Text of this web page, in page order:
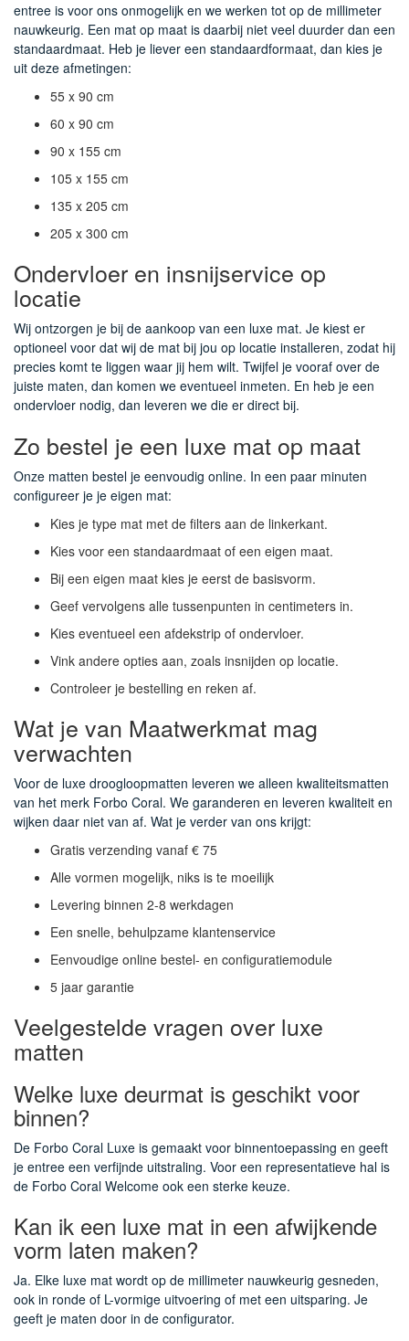
entree is voor ons onmogelijk en we werken tot op de millimeter
nauwkeurig. Een mat op maat is daarbij niet veel duurder dan een
standaardmaat. Heb je liever een standaardformaat, dan kies je
uit deze afmetingen:
55 x 90 cm
60 x 90 cm
90 x 155 cm
105 x 155 cm
135 x 205 cm
205 x 300 cm
Ondervloer en insnijservice op
locatie
Wij ontzorgen je bij de aankoop van een luxe mat. Je kiest er
optioneel voor dat wij de mat bij jou op locatie installeren, zodat hij
precies komt te liggen waar jij hem wilt. Twijfel je vooraf over de
juiste maten, dan komen we eventueel inmeten. En heb je een
ondervloer nodig, dan leveren we die er direct bij.
Zo bestel je een luxe mat op maat
Onze matten bestel je eenvoudig online. In een paar minuten
configureer je je eigen mat:
Kies je type mat met de filters aan de linkerkant.
Kies voor een standaardmaat of een eigen maat.
Bij een eigen maat kies je eerst de basisvorm.
Geef vervolgens alle tussenpunten in centimeters in.
Kies eventueel een afdekstrip of ondervloer.
Vink andere opties aan, zoals insnijden op locatie.
Controleer je bestelling en reken af.
Wat je van Maatwerkmat mag
verwachten
Voor de luxe droogloopmatten leveren we alleen kwaliteitsmatten
van het merk Forbo Coral. We garanderen en leveren kwaliteit en
wijken daar niet van af. Wat je verder van ons krijgt:
Gratis verzending vanaf € 75
Alle vormen mogelijk, niks is te moeilijk
Levering binnen 2-8 werkdagen
Een snelle, behulpzame klantenservice
Eenvoudige online bestel- en configuratiemodule
5 jaar garantie
Veelgestelde vragen over luxe
matten
Welke luxe deurmat is geschikt voor
binnen?
De Forbo Coral Luxe is gemaakt voor binnentoepassing en geeft
je entree een verfijnde uitstraling. Voor een representatieve hal is
de Forbo Coral Welcome ook een sterke keuze.
Kan ik een luxe mat in een afwijkende
vorm laten maken?
Ja. Elke luxe mat wordt op de millimeter nauwkeurig gesneden,
ook in ronde of L-vormige uitvoering of met een uitsparing. Je
geeft je maten door in de configurator.